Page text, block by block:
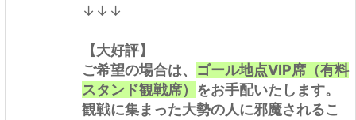
↓↓↓
【大好評】
ご希望の場合は、 ゴール地点VIP席（有料
スタンド観戦席） をお手配いたします。
観戦に集まった大勢の人に邪魔されるこ